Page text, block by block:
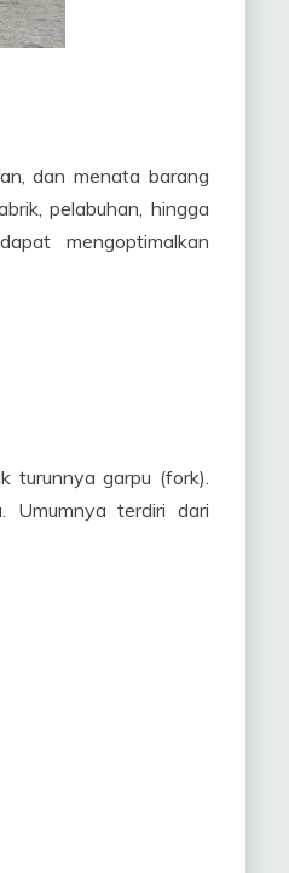
dan menata barang
pelabuhan, hingga
mengoptimalkan
turunnya garpu (fork).
Umumnya terdiri dari